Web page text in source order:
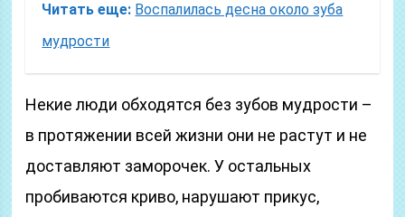
Читать еще: Воспалилась десна около зуба
мудрости
Некие люди обходятся без зубов мудрости –
в протяжении всей жизни они не растут и не
доставляют заморочек. У остальных
пробиваются криво, нарушают прикус,